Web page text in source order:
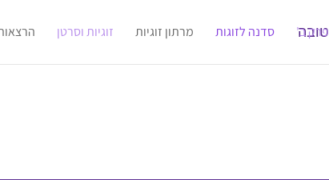
פרק ב' סדנה לזוגות מרתון זוגיות זוגיות וסרטן